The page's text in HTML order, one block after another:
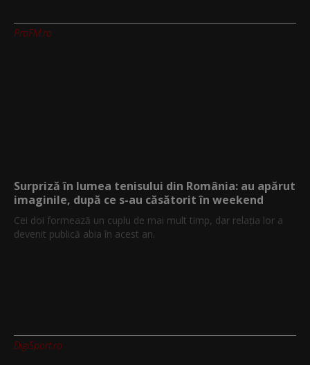
ProFM.ro
Surpriză în lumea tenisului din România: au apărut
imaginile, după ce s-au căsătorit în weekend
Cei doi formează un cuplu de mai mult timp, dar relația lor a
devenit publică abia în acest an.
DigiSport.ro